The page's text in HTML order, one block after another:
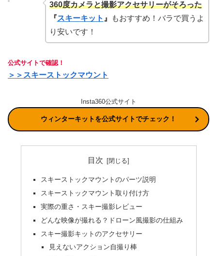
360度カメラと撮影アクセサリーがそろった
『スキーキット 』
もおすすめ！バラで買うよ
り安いです！
公式サイトで確認！
＞＞スキーストックマウント
Insta360公式サイト
ウィンターキットを公式サイトでチェック！
目次
スキーストックマウントのパーツ説明
スキーストックマウント取り付け方
実際の重さ・スキー撮影レビュー
どんな映像が撮れる？ドローン風撮影の仕組み
スキー撮影キットのアクセサリー
見えないアクション自撮り棒